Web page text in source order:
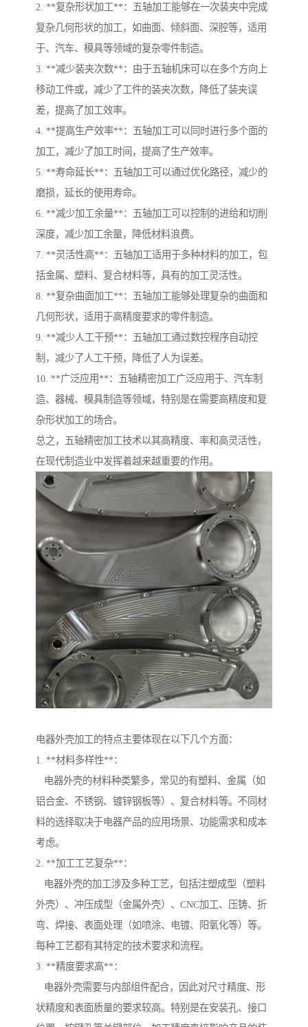
2. **复杂形状加工**：五轴加工能够在一次装夹中完成
复杂几何形状的加工，如曲面、倾斜面、深腔等，适用
于、汽车、模具等领域的复杂零件制造。
3. **减少装夹次数**：由于五轴机床可以在多个方向上
移动工件或，减少了工件的装夹次数，降低了装夹误
差，提高了加工效率。
4. **提高生产效率**：五轴加工可以同时进行多个面的
加工，减少了加工时间，提高了生产效率。
5. **寿命延长**：五轴加工可以通过优化路径，减少的
磨损，延长的使用寿命。
6. **减少加工余量**：五轴加工可以控制的进给和切削
深度，减少加工余量，降低材料浪费。
7. **灵活性高**：五轴加工适用于多种材料的加工，包
括金属、塑料、复合材料等，具有的加工灵活性。
8. **复杂曲面加工**：五轴加工能够处理复杂的曲面和
几何形状，适用于高精度要求的零件制造。
9. **减少人工干预**：五轴加工通过数控程序自动控
制，减少了人工干预，降低了人为误差。
10. **广泛应用**：五轴精密加工广泛应用于、汽车制
造、器械、模具制造等领域，特别是在需要高精度和复
杂形状加工的场合。
总之，五轴精密加工技术以其高精度、率和高灵活性，
在现代制造业中发挥着越来越重要的作用。
电器外壳加工的特点主要体现在以下几个方面：
1. **材料多样性**：
电器外壳的材料种类繁多，常见的有塑料、金属（如
铝合金、不锈钢、镀锌钢板等）、复合材料等。不同材
料的选择取决于电器产品的应用场景、功能需求和成本
考虑。
2. **加工工艺复杂**：
电器外壳的加工涉及多种工艺，包括注塑成型（塑料
外壳）、冲压成型（金属外壳）、CNC加工、压铸、折
弯、焊接、表面处理（如喷涂、电镀、阳氧化等）等。
每种工艺都有其特定的技术要求和流程。
3. **精度要求高**：
电器外壳需要与内部组件配合，因此对尺寸精度、形
状精度和表面质量的要求较高。特别是在安装孔、接口